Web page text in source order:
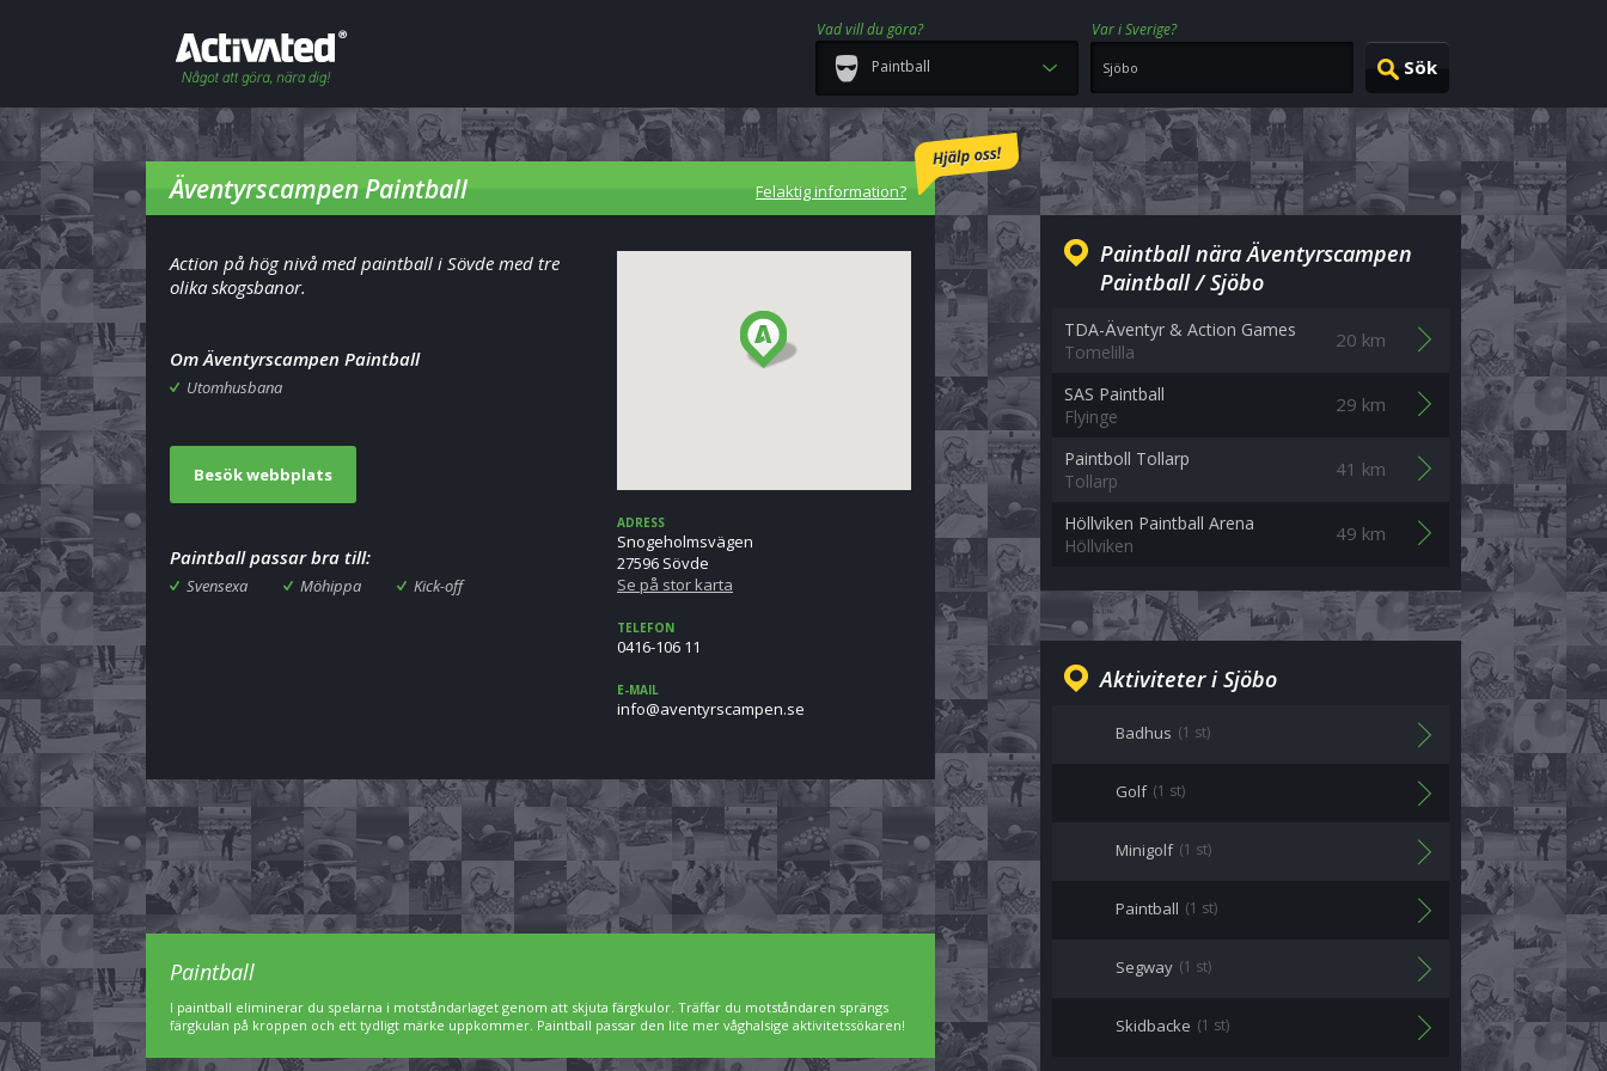
Vad vill du göra?
Var i Sverige?
Paintball
Äventyrscampen Paintball Felaktig information?
Action på hög nivå med paintball i Sövde med tre
olika skogsbanor.
Om Äventyrscampen Paintball
Utomhusbana
Besök webbplats
Paintball passar bra till:
Svensexa Möhippa Kick-off
ADRESS
Snogeholmsvägen
27596 Sövde
Se på stor karta
TELEFON
0416-106 11
E-MAIL
es.nepmacsrytneva@ofni
Paintball nära Äventyrscampen
Paintball / Sjöbo
TDA-Äventyr & Action Games
Tomelilla
20 km
SAS Paintball
Flyinge
29 km
Paintboll Tollarp
Tollarp
41 km
Höllviken Paintball Arena
Höllviken
49 km
Aktiviteter i Sjöbo
Badhus (1 st)
Golf (1 st)
Minigolf (1 st)
Paintball (1 st)
Segway (1 st)
Skidbacke (1 st)
Paintball
I paintball eliminerar du spelarna i motståndarlaget genom att skjuta färgkulor. Träffar du motståndaren sprängs
färgkulan på kroppen och ett tydligt märke uppkommer. Paintball passar den lite mer våghalsige aktivitetssökaren!